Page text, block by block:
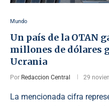
Mundo
Un país de la OTAN
millones de dólares
Ucrania
Por Redaccion Central 29
La mencionada cifra